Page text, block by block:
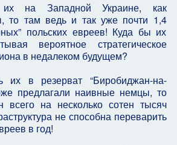
их на Западной Украине, как
то там ведь и так уже почти 1,4
польских евреев! Куда бы их
вероятное стратегическое
в недалеком будущем?
их в резерват “Биробиджан-на-
предлагали наивные немцы, то
всего на несколько сотен тысяч
не способна переварить
в год!